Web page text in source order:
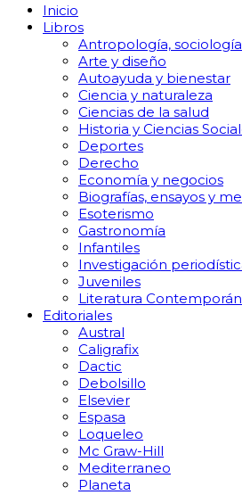
Inicio
Libros
Antropología,
Arte y diseño
Autoayuda y bienestar
Ciencia y naturaleza
Ciencias de la salud
Historia y Ciencias
Deportes
Derecho
Economía y negocios
Biografías, ensayos y
Esoterismo
Gastronomía
Infantiles
Investigación
Juveniles
Literatura
Editoriales
Austral
Caligrafix
Dactic
Debolsillo
Elsevier
Espasa
Loqueleo
Mc Graw-Hill
Mediterraneo
Planeta